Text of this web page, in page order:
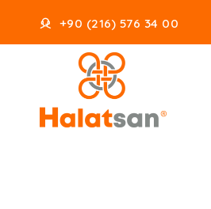
+90 (216) 576 34 00